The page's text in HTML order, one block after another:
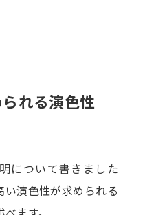
れる演色性
について書きました
演色性が求められる